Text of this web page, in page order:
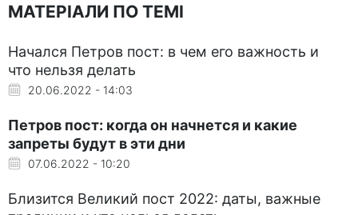
МАТЕРІАЛИ ПО ТЕМІ
Начался Петров пост: в чем его важность и
что нельзя делать
20.06.2022 - 14:03
Петров пост: когда он начнется и какие
запреты будут в эти дни
07.06.2022 - 10:20
Близится Великий пост 2022: даты, важные